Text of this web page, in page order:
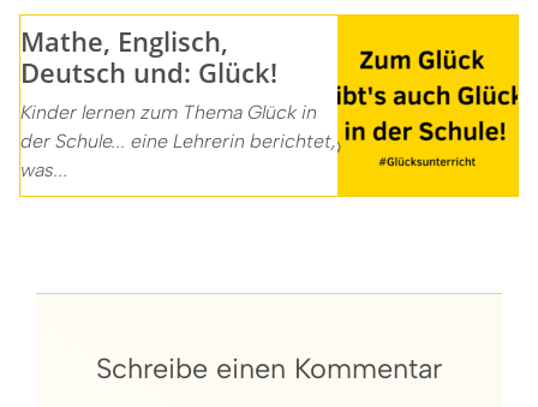
Mathe, Englisch,
Deutsch und: Glück!
Kinder lernen zum Thema Glück in
der Schule... eine Lehrerin berichtet,
was...
Schreibe einen Kommentar